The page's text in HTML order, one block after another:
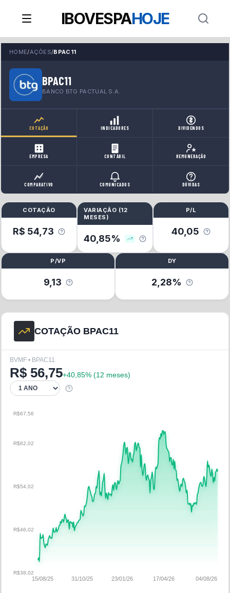
IBOVESPAHOJE
HOME/AÇÕES/BPAC11
BPAC11
BANCO BTG PACTUAL S.A.
COTAÇÃO INDICADORES DIVIDENDOS
EMPRESA CONTÁBIL REMUNERAÇÃO
COMPARATIVO COMUNICADOS DÚVIDAS
COTAÇÃO
R$ 54,73
VARIAÇÃO (12
MESES )
40,85%
P/L
40,05
P/VP
9,13
DY
2,28%
COTAÇÃO BPAC11
BVMF • BPAC11
R$ 56,75+40,85% (12 meses)
15/08/25 31/10/25 23/01/26 17/04/26 04/08/26
R$38,02
R$46,02
R$54,02
R$62,02
R$67,56